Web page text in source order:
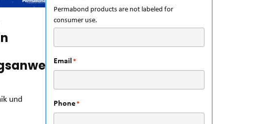
und
Permabond products are not labeled for
consumer use.
Email *
Phone*